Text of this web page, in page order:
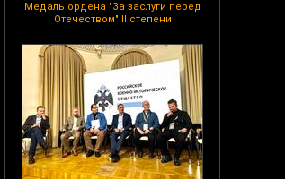
Медаль ордена "За заслуги перед
Отечеством" II степени